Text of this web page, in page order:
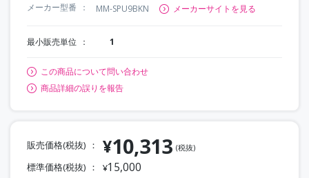
メーカー型番
MM-SPU9BKN メーカーサイトを見る
最小販売単位 1
この商品について問い合わせ
商品詳細の誤りを報告
販売価格(税抜) ¥10,313 (税抜)
標準価格(税抜) ¥15,000